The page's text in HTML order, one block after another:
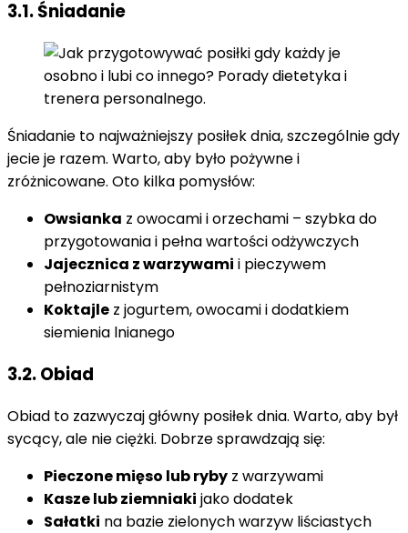
3.1. Śniadanie
Śniadanie to najważniejszy posiłek dnia, szczególnie gdy
jecie je razem. Warto, aby było pożywne i
zróżnicowane. Oto kilka pomysłów:
Owsianka z owocami i orzechami – szybka do
przygotowania i pełna wartości odżywczych
Jajecznica z warzywami i pieczywem
pełnoziarnistym
Koktajle z jogurtem, owocami i dodatkiem
siemienia lnianego
3.2. Obiad
Obiad to zazwyczaj główny posiłek dnia. Warto, aby był
sycący, ale nie ciężki. Dobrze sprawdzają się:
Pieczone mięso lub ryby z warzywami
Kasze lub ziemniaki jako dodatek
Sałatki na bazie zielonych warzyw liściastych